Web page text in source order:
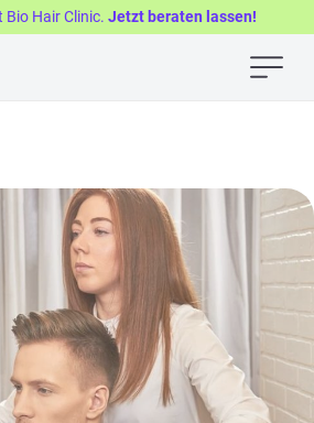
Hair Clinic. Jetzt beraten lassen!